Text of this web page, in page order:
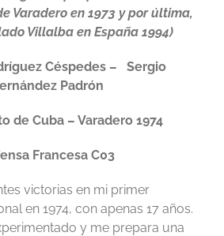
Varadero en 1973 y por última,
Villalba en España 1994)
Céspedes – Sergio
Padrón
de Cuba – Varadero 1974
Francesa C03
victorias en mi primer
en 1974, con apenas 17 años.
y me prepara una